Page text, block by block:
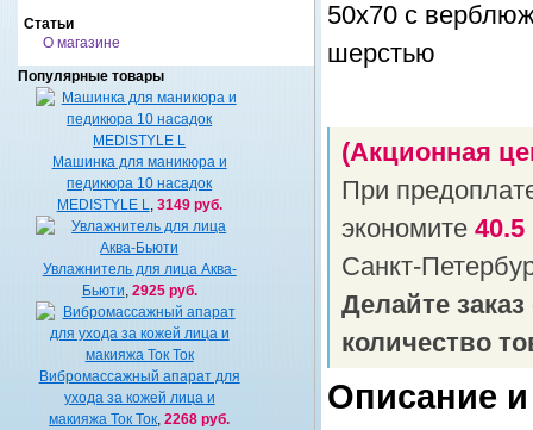
Статьи
О магазине
Популярные товары
Машинка для маникюра и
педикюра 10 насадок
MEDISTYLE L
3149 руб.
Увлажнитель для лица Аква-
Бьюти 2925 руб.
Вибромассажный апарат для
ухода за кожей лица и
макияжа Ток Ток ,2268 руб.
(Акционная
При
экономите 40.5
Санкт-
Делайте
количество
Описание